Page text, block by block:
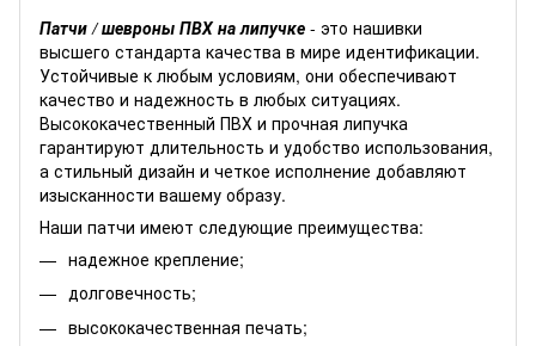
Патчи / шевроны ПВХ на липучке - это нашивки
высшего стандарта качества в мире идентификации.
Устойчивые к любым условиям, они обеспечивают
качество и надежность в любых ситуациях.
Высококачественный ПВХ и прочная липучка
гарантируют длительность и удобство использования,
а стильный дизайн и четкое исполнение добавляют
изысканности вашему образу.
Наши патчи имеют следующие преимущества:
надежное крепление;
долговечность;
высококачественная печать;